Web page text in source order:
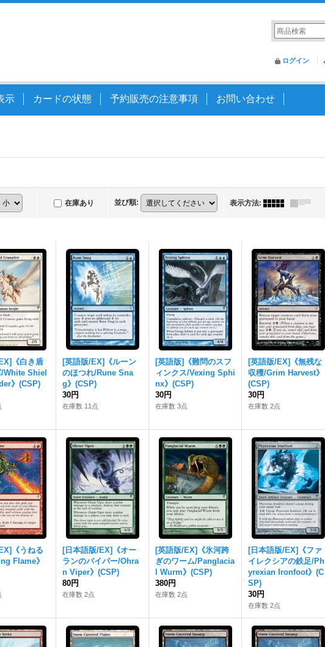
ログイン
示 カードの状態 予約販売の注意事項 お問い合わせ
在庫あり 並び順: 表示方法:
《白き盾
White Shiel
》(CSP)
[英語版/EX]《ルーン
のほつれ/Rune Sna
g》(CSP)
30円
在庫数 11点
[英語版]《難問のスフ
ィンクス/Vexing Sphi
nx》(CSP)
30円
在庫数 3点
[英語版/EX]《無残な
収穫/Grim Harvest》
(CSP)
30円
在庫数 2点
《うねる
Flame》
[日本語版/EX]《オー
ランのバイパー/Ohra
n Viper》(CSP)
80円
在庫数 2点
[英語版/EX]《氷河跨
ぎのワーム/Panglacia
l Wurm》(CSP)
380円
在庫数 2点
[日本語版/EX]《ファ
イレクシアの鉄足/Ph
yrexian Ironfoot》(C
SP)
30円
在庫数 2点